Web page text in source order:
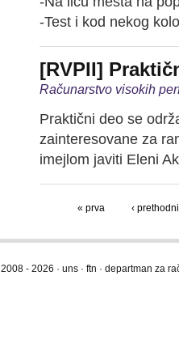
-Test i kod nekog
[RVPII]
Računarstvo visokih
Praktični deo se
zainteresovane za
imejlom javiti Eleni
« prva ‹ prethodni
2008 - 2026 · uns · ftn · departman za